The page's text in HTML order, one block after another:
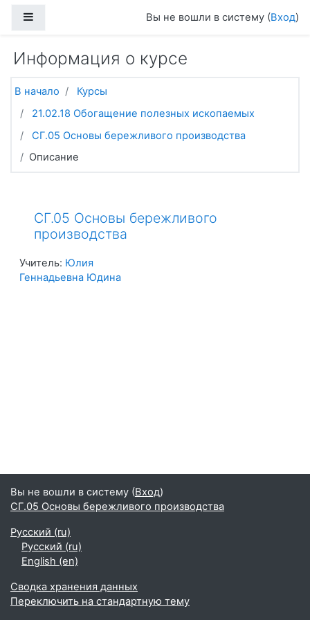
Вы не вошли в систему (Вход)
Информация о курсе
В начало
Курсы
21.02.18 Обогащение полезных ископаемых
СГ.05 Основы бережливого производства
Описание
СГ.05 Основы бережливого
производства
Учитель: Юлия
Геннадьевна Юдина
Вы не вошли в систему (Вход)
СГ.05 Основы бережливого производства
Русский ‎(ru)‎
Русский ‎(ru)‎
English ‎(en)‎
Сводка хранения данных
Переключить на стандартную тему